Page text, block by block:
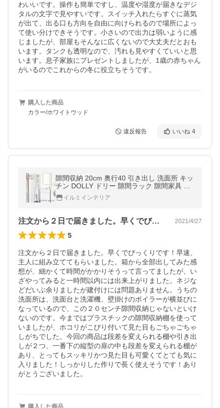
わいいです。操作も簡単ですし、温度や湿度が届きなデジ
タルの文字で見やすいです。スイッチ入れたらすぐに蒸気
が出て、出る口も方向を自由に向けられるので場所によっ
て使い分けできそうです。小さいので出力は弱いように感
じましたが、部屋もそんなに広くないので大丈夫だとおも
います。タンクも透明なので、汚れも見やすくていいと思
います。息子家族にプレゼントしましたが、1歳の赤ちゃん
がいるのでこれからの冬に役立ちそうです。
購入した商品
カラー/ホワイトウッド
違反報告 いいね 4
隙間収納 20cm 奥行40 引き出し 洗面所 キッ
チン DOLLY ドリー 隙間ラック 隙間家具 す
きま収納 棚 キッチン収納 サニタリー収納 ス
リムストッカー DO170-20SS
イルミインテリア
注文から２日で届きました。早くでびっく… 2021/4/27
5
注文から２日で届きました。早くでびっくりです！早速、
主人に組み立ててもらいました。箱から全部出してみた感
想が、細かくて時間がかかりそうって言ってましたが、い
ざやってみると一時間以内には出来上がりました。ネジな
どだいぶ余りましたが建付けには問題ありません。うちの
洗面所は、洗面台と洗濯機、壁掛けのボイラーが横並びに
なっているので、この２０センチ隙間収納じゃないといけ
ないのです。今まではプラスチックの隙間収納棚を使って
いましたが、ホコリがこびり付いて見た目もごちゃごちゃ
しがちでした。今回の商品は段差を変えられる棚や引き出
しが２つ、一番下の縦型の扉の中も段差を変えられる棚が
あり、とってもスッキリかつ見た目も可愛くてとても気に
入りました！しっかりした作りで長く使えそうです！あり
がとうございました。
購入した商品